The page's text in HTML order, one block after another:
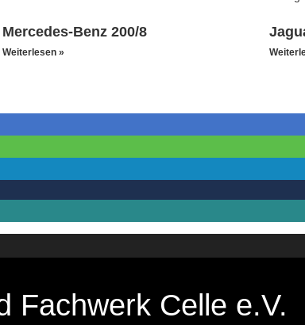
Mercedes-Benz 200/8
Weiterlesen »
Fachwerk Celle e.V.